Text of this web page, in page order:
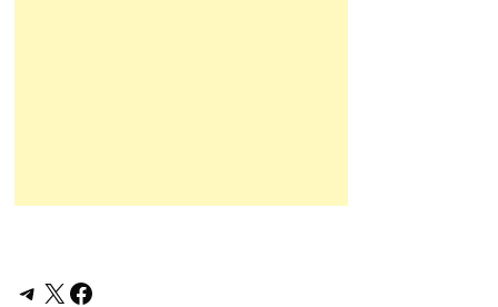
Telegram
X Facebook